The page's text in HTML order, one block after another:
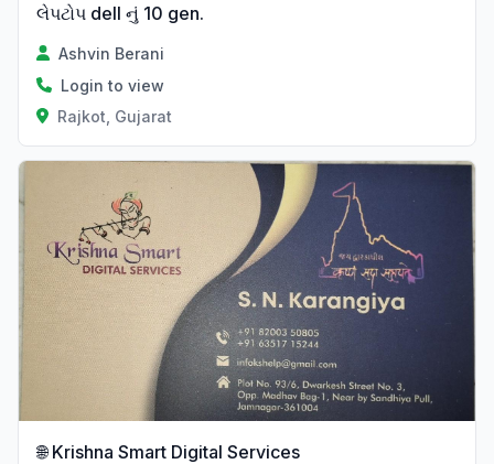
લેપટોપ dell નું 10 gen.
Ashvin Berani
Login to view
Rajkot, Gujarat
🌐 Krishna Smart Digital Services